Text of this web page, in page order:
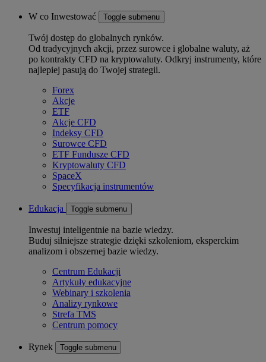
W co Inwestować Toggle submenu
Twój dostęp do globalnych rynków.
Od tradycyjnych akcji, przez surowce i globalne waluty, aż
po kontrakty CFD na kryptowaluty. Odkryj instrumenty, które
najlepiej pasują do Twojej strategii.
Forex
Akcje
ETF
Akcje CFD
Indeksy CFD
Surowce CFD
ETF Fundusze CFD
Kryptowaluty CFD
SpaceX
Specyfikacja instrumentów
Edukacja Toggle submenu
Inwestuj inteligentnie na bazie wiedzy.
Buduj silniejsze strategie dzięki szkoleniom, eksperckim
analizom i obszernej bazie wiedzy.
Centrum Edukacji
Artykuły edukacyjne
Webinary i szkolenia
Analizy rynkowe
Strefa TMS
Centrum pomocy
Rynek Toggle submenu